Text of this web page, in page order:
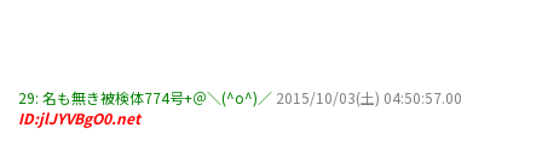
29: 名も無き被検体774号+＠＼(^o^)／ 2015/10/03(土) 04:50:57.00
ID:jlJYVBgO0.net